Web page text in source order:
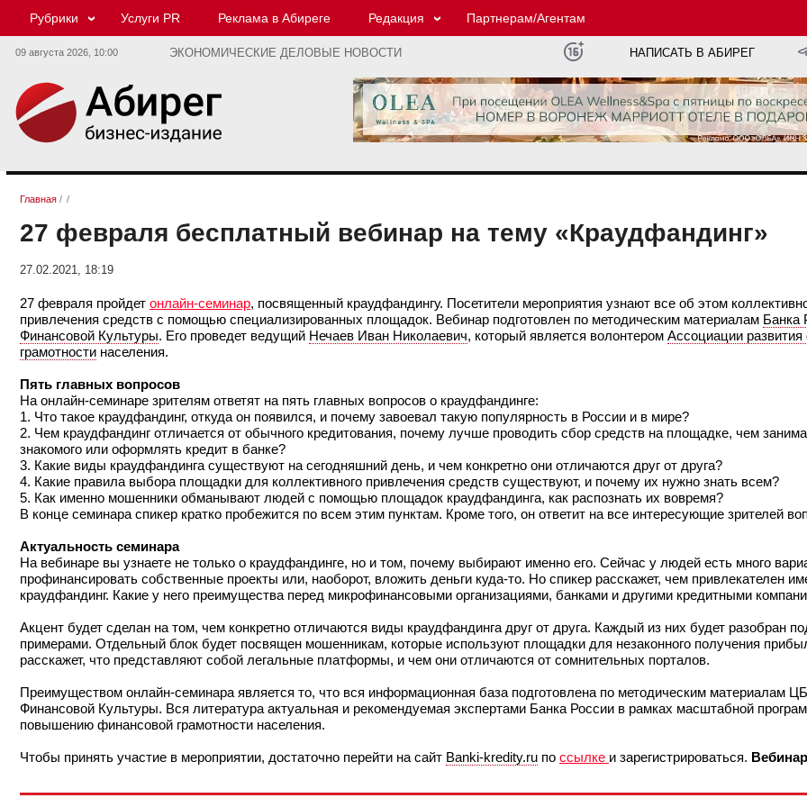
Рубрики Услуги PR Реклама в Абиреге Редакция Партнерам/Агентам
09 августа 2026, 10:00 ЭКОНОМИЧЕСКИЕ ДЕЛОВЫЕ НОВОСТИ НАПИСАТЬ В АБИРЕГ
Главная / /
27 февраля бесплатный вебинар на тему «Краудфандинг»
27.02.2021, 18:19
27 февраля пройдет онлайн-семинар, посвященный краудфандингу. Посетители мероприятия узнают все об этом
привлечения средств с помощью специализированных площадок. Вебинар подготовлен по методическим материалам Банка
Финансовой Культуры. Его проведет ведущий Нечаев Иван Николаевич, который является волонтером Ассоциации
грамотности населения.
Пять главных вопросов
На онлайн-семинаре зрителям ответят на пять главных вопросов о краудфандинге:
1. Что такое краудфандинг, откуда он появился, и почему завоевал такую популярность в России и в мире?
2. Чем краудфандинг отличается от обычного кредитования, почему лучше проводить сбор средств на площадке, чем
знакомого или оформлять кредит в банке?
3. Какие виды краудфандинга существуют на сегодняшний день, и чем конкретно они отличаются друг от друга?
4. Какие правила выбора площадки для коллективного привлечения средств существуют, и почему их нужно знать всем?
5. Как именно мошенники обманывают людей с помощью площадок краудфандинга, как распознать их вовремя?
В конце семинара спикер кратко пробежится по всем этим пунктам. Кроме того, он ответит на все интересующие зрителей
Актуальность семинара
На вебинаре вы узнаете не только о краудфандинге, но и том, почему выбирают именно его. Сейчас у людей есть много
профинансировать собственные проекты или, наоборот, вложить деньги куда-то. Но спикер расскажет, чем привлекателен
краудфандинг. Какие у него преимущества перед микрофинансовыми организациями, банками и другими кредитными
Акцент будет сделан на том, чем конкретно отличаются виды краудфандинга друг от друга. Каждый из них будет разобран
примерами. Отдельный блок будет посвящен мошенникам, которые используют площадки для незаконного получения
расскажет, что представляют собой легальные платформы, и чем они отличаются от сомнительных порталов.
Преимуществом онлайн-семинара является то, что вся информационная база подготовлена по методическим материалам
Финансовой Культуры. Вся литература актуальная и рекомендуемая экспертами Банка России в рамках масштабной
повышению финансовой грамотности населения.
Чтобы принять участие в мероприятии, достаточно перейти на сайт Banki-kredity.ru по ссылке и зарегистрироваться.